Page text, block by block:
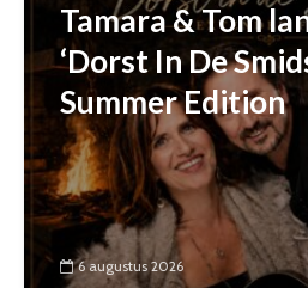
Tamara & Tom
‘Dorst In De
Summer Edition
6 augustus 2026